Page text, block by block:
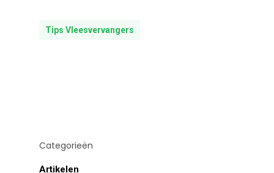
Tips Vleesvervangers
Categorieën
Artikelen